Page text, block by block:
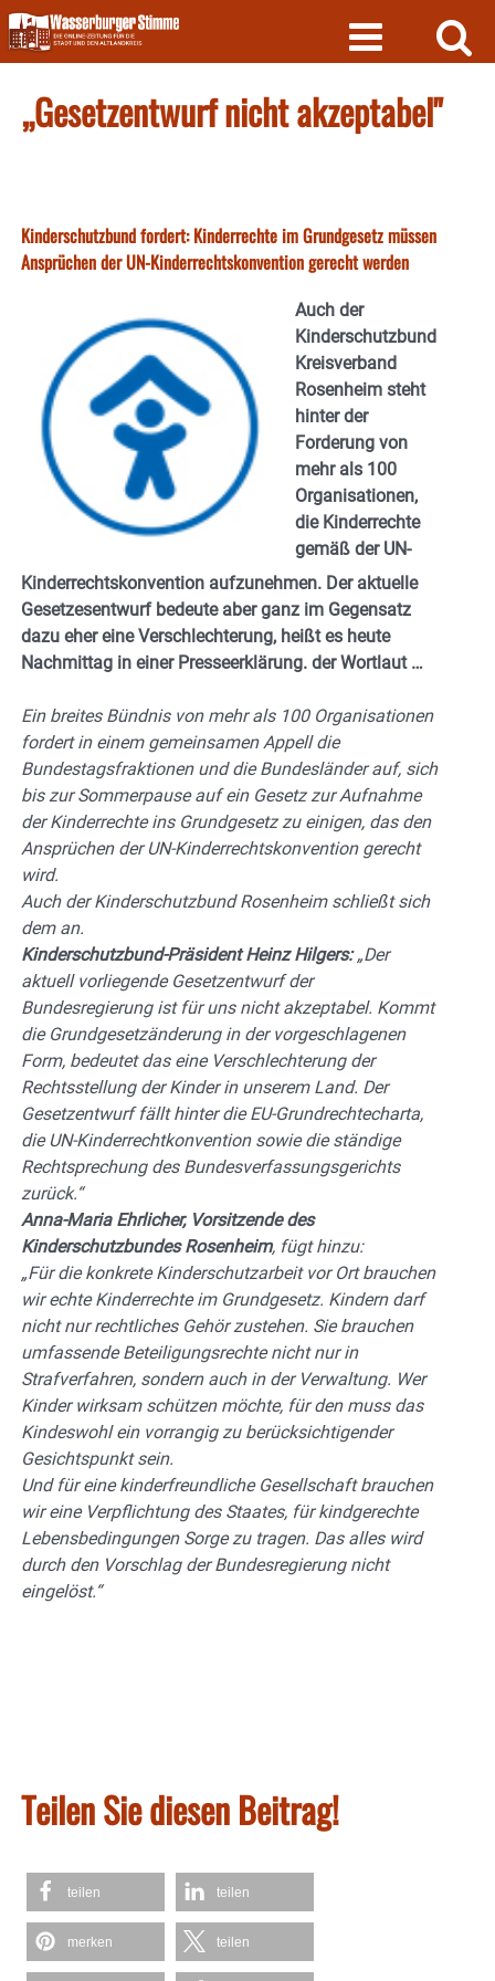
Skip
to
content
„Gesetzentwurf nicht akzeptabel"
Kinderschutzbund fordert: Kinderrechte im Grundgesetz müssen
Ansprüchen der UN-Kinderrechtskonvention gerecht werden
Auch der
Kinderschutzbund
Kreisverband
Rosenheim steht
hinter der
Forderung von
mehr als 100
Organisationen,
die Kinderrechte
gemäß der UN-
Kinderrechtskonvention aufzunehmen. Der aktuelle
Gesetzesentwurf bedeute aber ganz im Gegensatz
dazu eher eine Verschlechterung, heißt es heute
Nachmittag in einer Presseerklärung. der Wortlaut …
Ein breites Bündnis von mehr als 100 Organisationen
fordert in einem gemeinsamen Appell die
Bundestagsfraktionen und die Bundesländer auf, sich
bis zur Sommerpause auf ein Gesetz zur Aufnahme
der Kinderrechte ins Grundgesetz zu einigen, das den
Ansprüchen der UN-Kinderrechtskonvention gerecht
wird.
Auch der Kinderschutzbund Rosenheim schließt sich
dem an.
Kinderschutzbund-Präsident Heinz Hilgers:„Der
aktuell vorliegende Gesetzentwurf der
Bundesregierung ist für uns nicht akzeptabel. Kommt
die Grundgesetzänderung in der vorgeschlagenen
Form, bedeutet das eine Verschlechterung der
Rechtsstellung der Kinder in unserem Land. Der
Gesetzentwurf fällt hinter die EU-Grundrechtecharta,
die UN-Kinderrechtkonvention sowie die ständige
Rechtsprechung des Bundesverfassungsgerichts
zurück.“
Anna-Maria Ehrlicher, Vorsitzende des
Kinderschutzbundes Rosenheim, fügt hinzu:
„Für die konkrete Kinderschutzarbeit vor Ort brauchen
wir echte Kinderrechte im Grundgesetz. Kindern darf
nicht nur rechtliches Gehör zustehen. Sie brauchen
umfassende Beteiligungsrechte nicht nur in
Strafverfahren, sondern auch in der Verwaltung. Wer
Kinder wirksam schützen möchte, für den muss das
Kindeswohl ein vorrangig zu berücksichtigender
Gesichtspunkt sein.
Und für eine kinderfreundliche Gesellschaft brauchen
wir eine Verpflichtung des Staates, für kindgerechte
Lebensbedingungen Sorge zu tragen. Das alles wird
durch den Vorschlag der Bundesregierung nicht
eingelöst.“
Teilen Sie diesen Beitrag!
teilen teilen
merken teilen